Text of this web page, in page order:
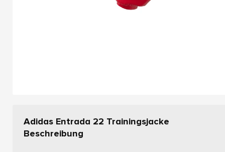
Adidas Entrada 22 Trainingsjacke
Beschreibung